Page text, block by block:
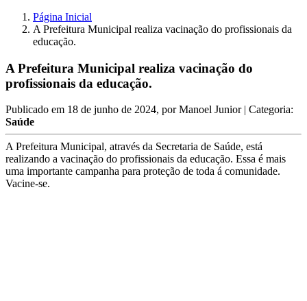
Página Inicial
A Prefeitura Municipal realiza vacinação do profissionais da
educação.
A Prefeitura Municipal realiza vacinação do
profissionais da educação.
Publicado em 18 de junho de 2024, porManoel Junior | Categoria:
Saúde
A Prefeitura Municipal, através da Secretaria de Saúde, está
realizando a vacinação do profissionais da educação. Essa é mais
uma importante campanha para proteção de toda á comunidade.
Vacine-se.